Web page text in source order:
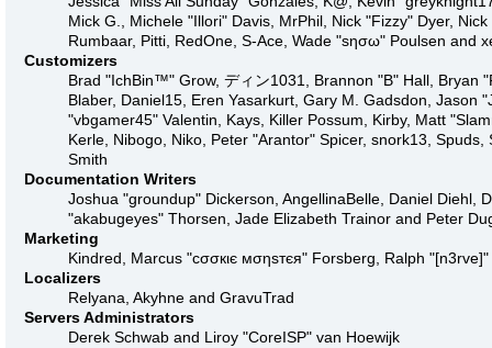
Mick G., Michele "Illori" Davis, MrPhil, Nick "Fizzy" Dyer,
Rumbaar, Pitti, RedOne, S-Ace, Wade "sησω" Poulsen and
Customizers
Brad "IchBin™" Grow, ディン1031, Brannon "B" Hall, Bryan
Blaber, Daniel15, Eren Yasarkurt, Gary M. Gadsdon, Jason
"vbgamer45" Valentin, Kays, Killer Possum, Kirby, Matt
Kerle, Nibogo, Niko, Peter "Arantor" Spicer, snork13,
Smith
Documentation Writers
Joshua "groundup" Dickerson, AngellinaBelle, Daniel Diehl,
"akabugeyes" Thorsen, Jade Elizabeth Trainor and Peter
Marketing
Kindred, Marcus "cσσкιє мσηѕтєя" Forsberg, Ralph
Localizers
Relyana, Akyhne and GravuTrad
Servers Administrators
Derek Schwab and Liroy "CoreISP" van Hoewijk